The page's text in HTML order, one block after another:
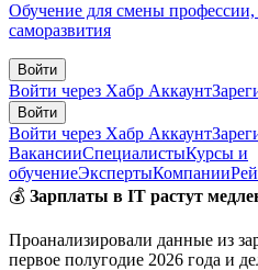
Обучение для смены профессии,
саморазвития
Войти
Войти через Хабр Аккаунт
Войти
Войти через Хабр Аккаунт
ВакансииСпециалистыКурсы и
обучениеЭкспертыКомпании
💰 Зарплаты в IT растут
Проанализировали данные из
первое полугодие 2026 года и